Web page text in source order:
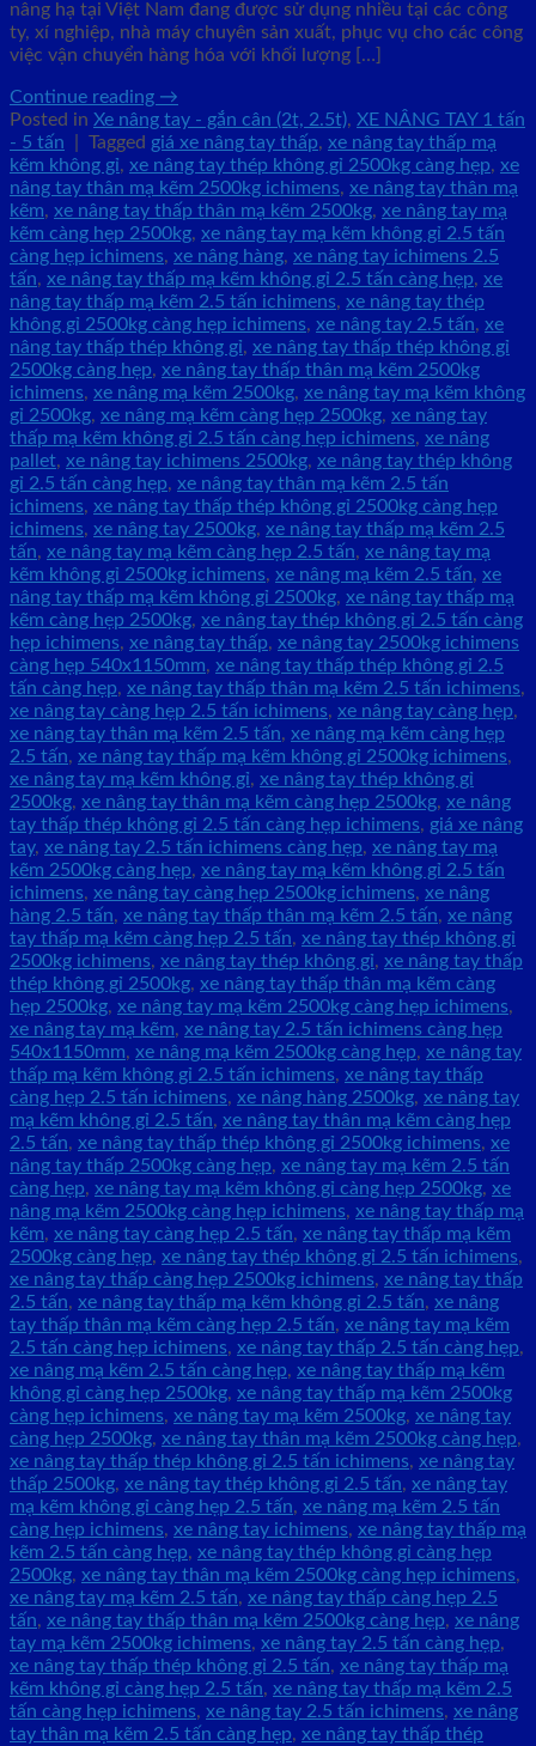
nâng hạ tại Việt Nam đang được sử dụng nhiều tại các công
ty, xí nghiệp, nhà máy chuyên sản xuất, phục vụ cho các công
việc vận chuyển hàng hóa với khối lượng […]
Continue reading →
Posted in Xe nâng tay - gắn cân (2t, 2.5t), XE NÂNG TAY 1 tấn
- 5 tấn
Tagged giá xe nâng tay thấp, xe nâng tay thấp mạ
kẽm không gỉ, xe nâng tay thép không gỉ 2500kg càng hẹp, xe
nâng tay thân mạ kẽm 2500kg ichimens, xe nâng tay thân mạ
kẽm, xe nâng tay thấp thân mạ kẽm 2500kg, xe nâng tay mạ
kẽm càng hẹp 2500kg, xe nâng tay mạ kẽm không gỉ 2.5 tấn
càng hẹp ichimens, xe nâng hàng, xe nâng tay ichimens 2.5
tấn, xe nâng tay thấp mạ kẽm không gỉ 2.5 tấn càng hẹp, xe
nâng tay thấp mạ kẽm 2.5 tấn ichimens, xe nâng tay thép
không gỉ 2500kg càng hẹp ichimens, xe nâng tay 2.5 tấn, xe
nâng tay thấp thép không gỉ, xe nâng tay thấp thép không gỉ
2500kg càng hẹp, xe nâng tay thấp thân mạ kẽm 2500kg
ichimens, xe nâng mạ kẽm 2500kg, xe nâng tay mạ kẽm không
gỉ 2500kg, xe nâng mạ kẽm càng hẹp 2500kg, xe nâng tay
thấp mạ kẽm không gỉ 2.5 tấn càng hẹp ichimens, xe nâng
pallet, xe nâng tay ichimens 2500kg, xe nâng tay thép không
gỉ 2.5 tấn càng hẹp, xe nâng tay thân mạ kẽm 2.5 tấn
ichimens, xe nâng tay thấp thép không gỉ 2500kg càng hẹp
ichimens, xe nâng tay 2500kg, xe nâng tay thấp mạ kẽm 2.5
tấn, xe nâng tay mạ kẽm càng hẹp 2.5 tấn, xe nâng tay mạ
kẽm không gỉ 2500kg ichimens, xe nâng mạ kẽm 2.5 tấn, xe
nâng tay thấp mạ kẽm không gỉ 2500kg, xe nâng tay thấp mạ
kẽm càng hẹp 2500kg, xe nâng tay thép không gỉ 2.5 tấn càng
hẹp ichimens, xe nâng tay thấp, xe nâng tay 2500kg ichimens
càng hẹp 540x1150mm, xe nâng tay thấp thép không gỉ 2.5
tấn càng hẹp, xe nâng tay thấp thân mạ kẽm 2.5 tấn ichimens,
xe nâng tay càng hẹp 2.5 tấn ichimens, xe nâng tay càng hẹp,
xe nâng tay thân mạ kẽm 2.5 tấn, xe nâng mạ kẽm càng hẹp
2.5 tấn, xe nâng tay thấp mạ kẽm không gỉ 2500kg ichimens,
xe nâng tay mạ kẽm không gỉ, xe nâng tay thép không gỉ
2500kg, xe nâng tay thân mạ kẽm càng hẹp 2500kg, xe nâng
tay thấp thép không gỉ 2.5 tấn càng hẹp ichimens, giá xe nâng
tay, xe nâng tay 2.5 tấn ichimens càng hẹp, xe nâng tay mạ
kẽm 2500kg càng hẹp, xe nâng tay mạ kẽm không gỉ 2.5 tấn
ichimens, xe nâng tay càng hẹp 2500kg ichimens, xe nâng
hàng 2.5 tấn, xe nâng tay thấp thân mạ kẽm 2.5 tấn, xe nâng
tay thấp mạ kẽm càng hẹp 2.5 tấn, xe nâng tay thép không gỉ
2500kg ichimens, xe nâng tay thép không gỉ, xe nâng tay thấp
thép không gỉ 2500kg, xe nâng tay thấp thân mạ kẽm càng
hẹp 2500kg, xe nâng tay mạ kẽm 2500kg càng hẹp ichimens,
xe nâng tay mạ kẽm, xe nâng tay 2.5 tấn ichimens càng hẹp
540x1150mm, xe nâng mạ kẽm 2500kg càng hẹp, xe nâng tay
thấp mạ kẽm không gỉ 2.5 tấn ichimens, xe nâng tay thấp
càng hẹp 2.5 tấn ichimens, xe nâng hàng 2500kg, xe nâng tay
mạ kẽm không gỉ 2.5 tấn, xe nâng tay thân mạ kẽm càng hẹp
2.5 tấn, xe nâng tay thấp thép không gỉ 2500kg ichimens, xe
nâng tay thấp 2500kg càng hẹp, xe nâng tay mạ kẽm 2.5 tấn
càng hẹp, xe nâng tay mạ kẽm không gỉ càng hẹp 2500kg, xe
nâng mạ kẽm 2500kg càng hẹp ichimens, xe nâng tay thấp mạ
kẽm, xe nâng tay càng hẹp 2.5 tấn, xe nâng tay thấp mạ kẽm
2500kg càng hẹp, xe nâng tay thép không gỉ 2.5 tấn ichimens,
xe nâng tay thấp càng hẹp 2500kg ichimens, xe nâng tay thấp
2.5 tấn, xe nâng tay thấp mạ kẽm không gỉ 2.5 tấn, xe nâng
tay thấp thân mạ kẽm càng hẹp 2.5 tấn, xe nâng tay mạ kẽm
2.5 tấn càng hẹp ichimens, xe nâng tay thấp 2.5 tấn càng hẹp,
xe nâng mạ kẽm 2.5 tấn càng hẹp, xe nâng tay thấp mạ kẽm
không gỉ càng hẹp 2500kg, xe nâng tay thấp mạ kẽm 2500kg
càng hẹp ichimens, xe nâng tay mạ kẽm 2500kg, xe nâng tay
càng hẹp 2500kg, xe nâng tay thân mạ kẽm 2500kg càng hẹp,
xe nâng tay thấp thép không gỉ 2.5 tấn ichimens, xe nâng tay
thấp 2500kg, xe nâng tay thép không gỉ 2.5 tấn, xe nâng tay
mạ kẽm không gỉ càng hẹp 2.5 tấn, xe nâng mạ kẽm 2.5 tấn
càng hẹp ichimens, xe nâng tay ichimens, xe nâng tay thấp mạ
kẽm 2.5 tấn càng hẹp, xe nâng tay thép không gỉ càng hẹp
2500kg, xe nâng tay thân mạ kẽm 2500kg càng hẹp ichimens,
xe nâng tay mạ kẽm 2.5 tấn, xe nâng tay thấp càng hẹp 2.5
tấn, xe nâng tay thấp thân mạ kẽm 2500kg càng hẹp, xe nâng
tay mạ kẽm 2500kg ichimens, xe nâng tay 2.5 tấn càng hẹp,
xe nâng tay thấp thép không gỉ 2.5 tấn, xe nâng tay thấp mạ
kẽm không gỉ càng hẹp 2.5 tấn, xe nâng tay thấp mạ kẽm 2.5
tấn càng hẹp ichimens, xe nâng tay 2.5 tấn ichimens, xe nâng
tay thân mạ kẽm 2.5 tấn càng hẹp, xe nâng tay thấp thép